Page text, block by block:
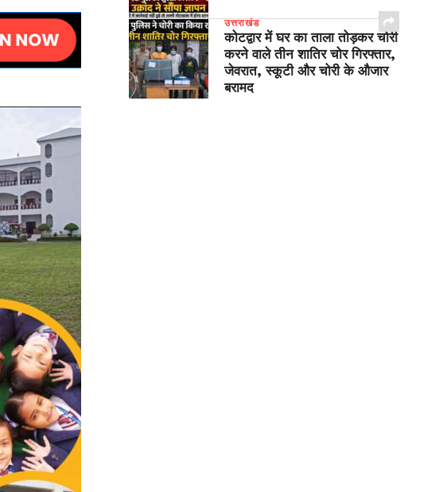
उत्तराखंड
कोटद्वार में घर का ताला तोड़कर चोरी
करने वाले तीन शातिर चोर गिरफ्तार,
जेवरात, स्कूटी और चोरी के औजार
बरामद